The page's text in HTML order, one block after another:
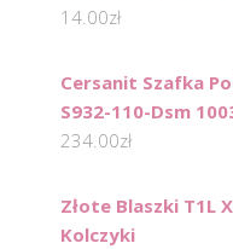
14.00zł
Cersanit Szafka
S932-110-Dsm
234.00zł
Złote Blaszki T1L
Kolczyki